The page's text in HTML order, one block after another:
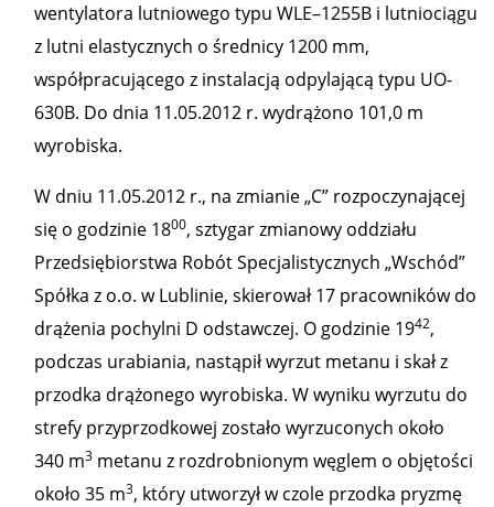
wentylatora lutniowego typu WLE–1255B i lutniociągu
z lutni elastycznych o średnicy 1200 mm,
współpracującego z instalacją odpylającą typu UO-
630B. Do dnia 11.05.2012 r. wydrążono 101,0 m
wyrobiska.
W dniu 11.05.2012 r., na zmianie „C” rozpoczynającej
się o godzinie 1800, sztygar zmianowy oddziału
Przedsiębiorstwa Robót Specjalistycznych „Wschód”
Spółka z o.o. w Lublinie, skierował 17 pracowników do
drążenia pochylni D odstawczej. O godzinie 1942,
podczas urabiania, nastąpił wyrzut metanu i skał z
przodka drążonego wyrobiska. W wyniku wyrzutu do
strefy przyprzodkowej zostało wyrzuconych około
340 m3 metanu z rozdrobnionym węglem o objętości
około 35 m3, który utworzył w czole przodka pryzmę